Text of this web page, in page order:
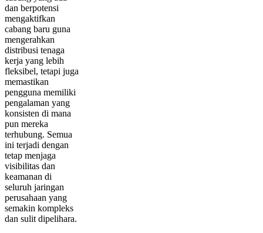
dan berpotensi
mengaktifkan
cabang baru guna
mengerahkan
distribusi tenaga
kerja yang lebih
fleksibel, tetapi juga
memastikan
pengguna memiliki
pengalaman yang
konsisten di mana
pun mereka
terhubung. Semua
ini terjadi dengan
tetap menjaga
visibilitas dan
keamanan di
seluruh jaringan
perusahaan yang
semakin kompleks
dan sulit dipelihara.